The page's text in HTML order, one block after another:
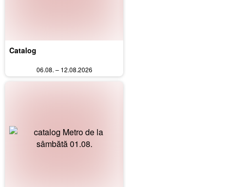
Catalog
06.08. – 12.08.2026